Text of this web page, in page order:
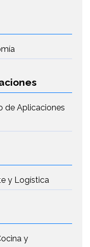
de Aplicaciones
y Logística
y